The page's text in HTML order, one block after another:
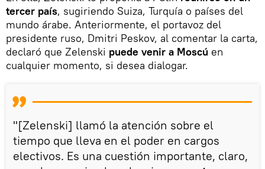
tercer país, sugiriendo Suiza, Turquía o países del
mundo árabe. Anteriormente, el portavoz del
presidente ruso, Dmitri Peskov, al comentar la carta,
declaró que Zelenski puede venir a Moscú en
cualquier momento, si desea dialogar.
"[Zelenski] llamó la atención sobre el
tiempo que lleva en el poder en cargos
electivos. Es una cuestión importante, claro,